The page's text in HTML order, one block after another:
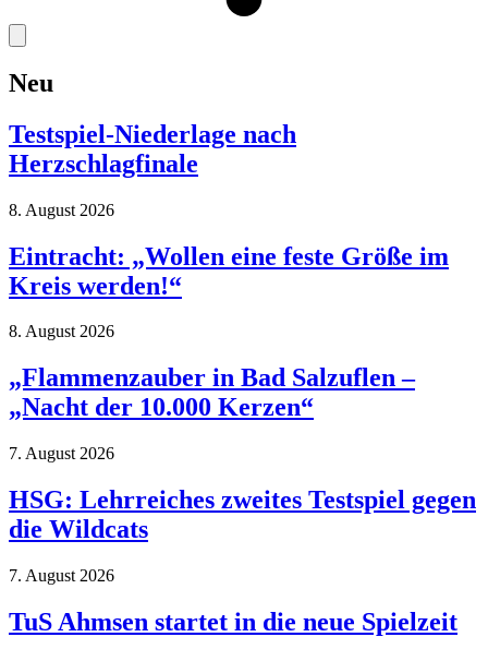
Neu
Testspiel-Niederlage nach
Herzschlagfinale
8. August 2026
Eintracht: „Wollen eine feste Größe im
Kreis werden!“
8. August 2026
„Flammenzauber in Bad Salzuflen –
„Nacht der 10.000 Kerzen“
7. August 2026
HSG: Lehrreiches zweites Testspiel gegen
die Wildcats
7. August 2026
TuS Ahmsen startet in die neue Spielzeit